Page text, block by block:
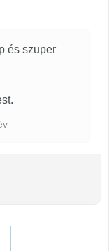
és szuper